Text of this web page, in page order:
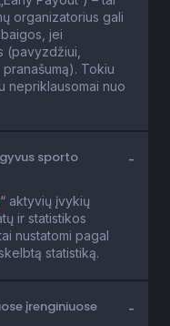
organizatorius gali
jei
(pavyzdžiui,
Tokiu
nepriklausomai nuo
sporto
“ aktyvių įvykių
ir statistikos
nustatomi pagal
statistiką.
įrenginiuose